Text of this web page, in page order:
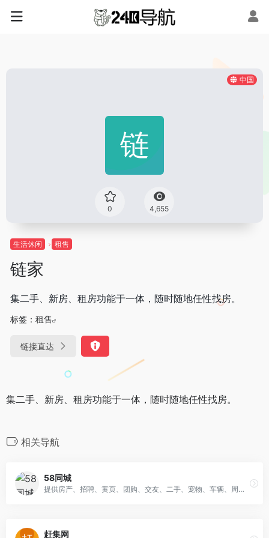
中国
0 4,655
生活休闲 租售
链家
集二手、新房、租房功能于一体，随时随地任性找房。
标签： 租售
链接直达
集二手、新房、租房功能于一体，随时随地任性找房。
相关导航
58同城
提供房产、招聘、黄页、团购、交友、二手、宠物、车辆、周边游等海量分类信息
赶集网